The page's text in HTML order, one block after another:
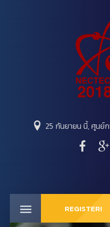
25 กันยายน นี้, ศูนย์
REGISTER!